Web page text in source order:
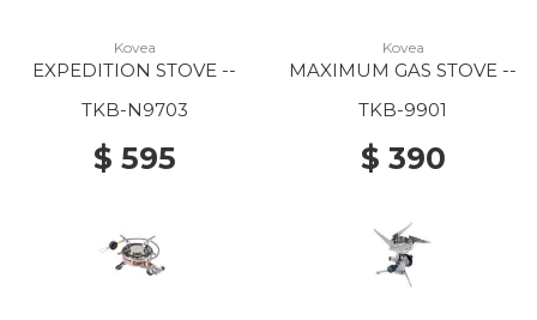
Kovea
EXPEDITION STOVE --
TKB-N9703
$ 595
Kovea
MAXIMUM GAS STOVE --
TKB-9901
$ 390